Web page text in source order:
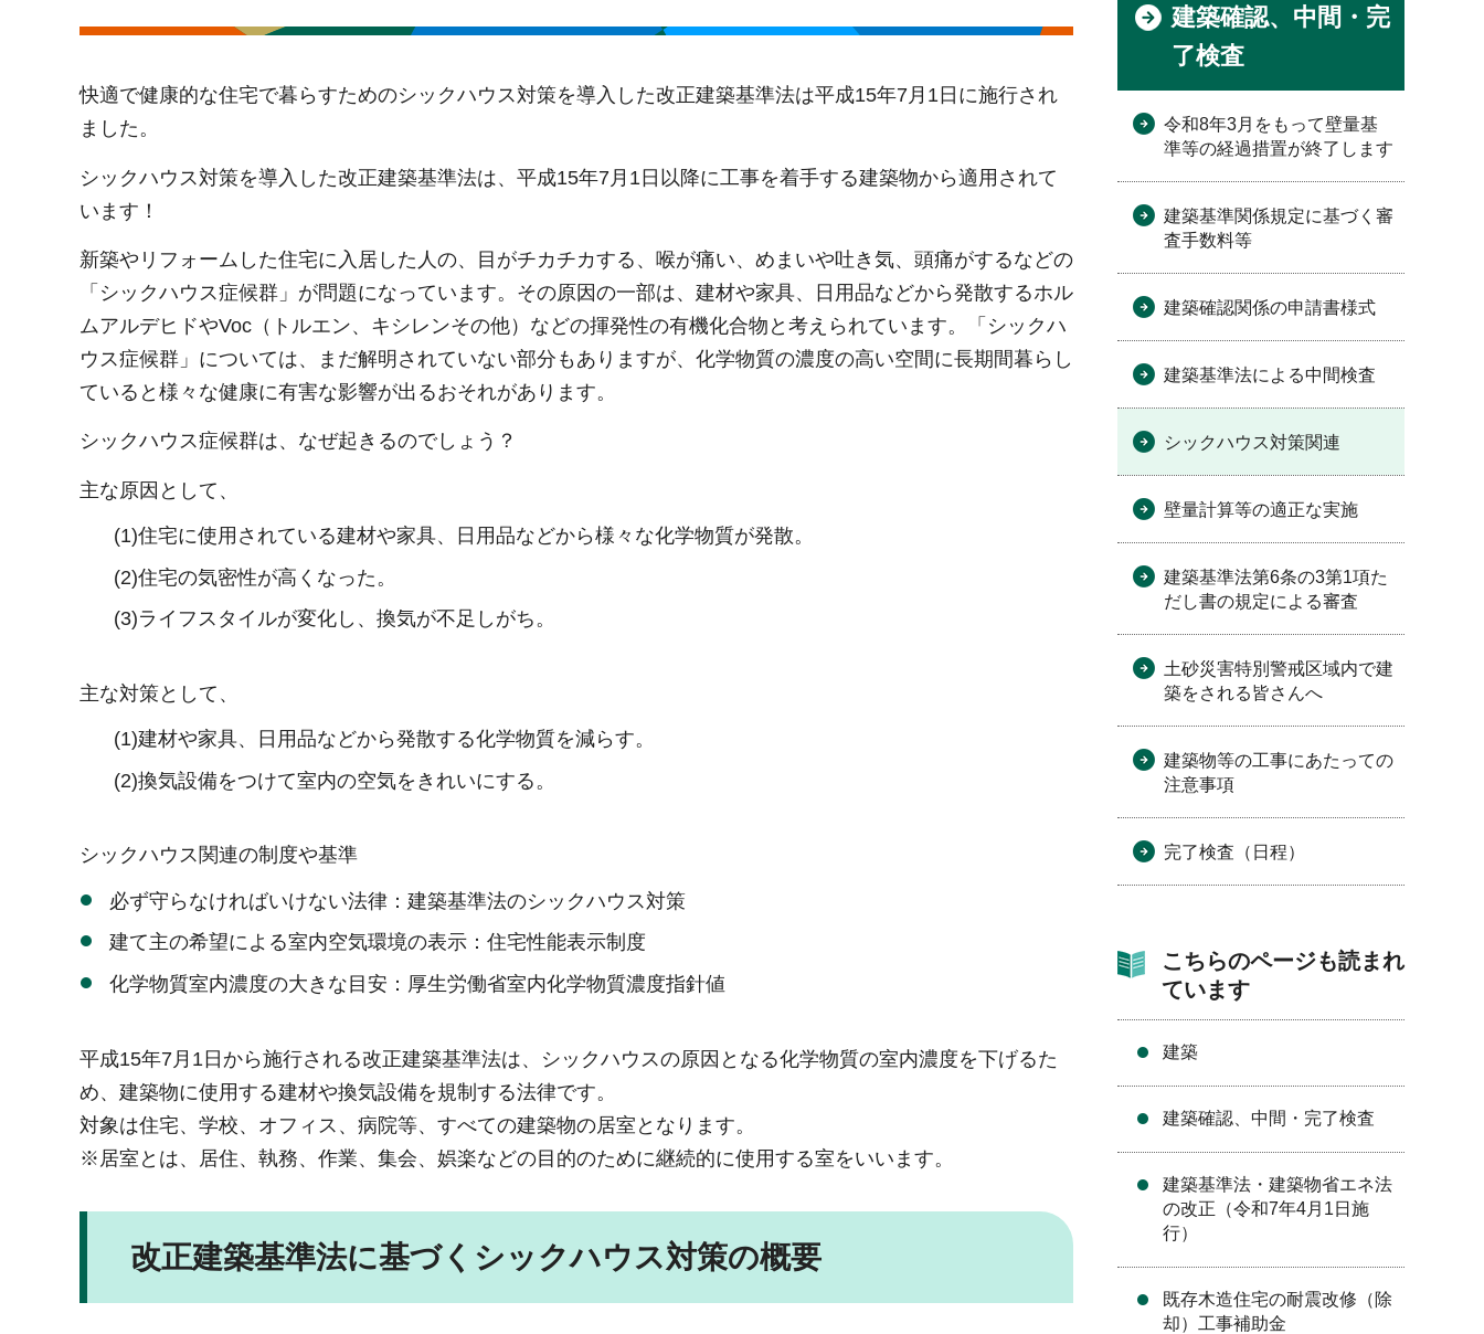
快適で健康的な住宅で暮らすためのシックハウス対策を導入した改正建築基準法は平成15年7月1日に施行され
ました。
シックハウス対策を導入した改正建築基準法は、平成15年7月1日以降に工事を着手する建築物から適用されて
います！
新築やリフォームした住宅に入居した人の、目がチカチカする、喉が痛い、めまいや吐き気、頭痛がするなどの
「シックハウス症候群」が問題になっています。その原因の一部は、建材や家具、日用品などから発散するホル
ムアルデヒドやVoc（トルエン、キシレンその他）などの揮発性の有機化合物と考えられています。「シックハ
ウス症候群」については、まだ解明されていない部分もありますが、化学物質の濃度の高い空間に長期間暮らし
ていると様々な健康に有害な影響が出るおそれがあります。
シックハウス症候群は、なぜ起きるのでしょう？
主な原因として、
(1)住宅に使用されている建材や家具、日用品などから様々な化学物質が発散。
(2)住宅の気密性が高くなった。
(3)ライフスタイルが変化し、換気が不足しがち。
主な対策として、
(1)建材や家具、日用品などから発散する化学物質を減らす。
(2)換気設備をつけて室内の空気をきれいにする。
シックハウス関連の制度や基準
必ず守らなければいけない法律：建築基準法のシックハウス対策
建て主の希望による室内空気環境の表示：住宅性能表示制度
化学物質室内濃度の大きな目安：厚生労働省室内化学物質濃度指針値
平成15年7月1日から施行される改正建築基準法は、シックハウスの原因となる化学物質の室内濃度を下げるた
め、建築物に使用する建材や換気設備を規制する法律です。
対象は住宅、学校、オフィス、病院等、すべての建築物の居室となります。
※居室とは、居住、執務、作業、集会、娯楽などの目的のために継続的に使用する室をいいます。
改正建築基準法に基づくシックハウス対策の概要
建築確認、中間・完
了検査
令和8年3月をもって壁量基
準等の経過措置が終了します
建築基準関係規定に基づく審
査手数料等
建築確認関係の申請書様式
建築基準法による中間検査
シックハウス対策関連
壁量計算等の適正な実施
建築基準法第6条の3第1項た
だし書の規定による審査
土砂災害特別警戒区域内で建
築をされる皆さんへ
建築物等の工事にあたっての
注意事項
完了検査（日程）
こちらのページも読まれ
ています
建築
建築確認、中間・完了検査
建築基準法・建築物省エネ法
の改正（令和7年4月1日施
行）
既存木造住宅の耐震改修（除
却）工事補助金